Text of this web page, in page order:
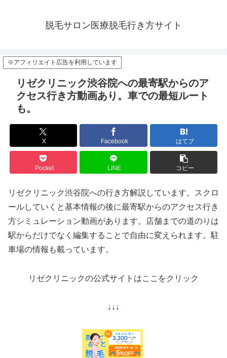
脱毛サロン医療脱毛行き方サイト
※アフィリエイト広告を利用しています
リゼクリニック渋谷院への最寄駅からのア
クセス行き方動画あり。車での最短ルート
も。
X Facebook はてブ
Pocket LINE コピー
リゼクリニック渋谷院への行き方解説しています。スクロ
ールしていくと基本情報の後に最寄駅からのアクセス行き
方シミュレーション動画があります。店舗までの道のりは
駅からだけでなく編集することで自由に変えられます。駐
車場の情報も載っています。
リゼクリニックの公式サイトはここをクリック
↓↓↓